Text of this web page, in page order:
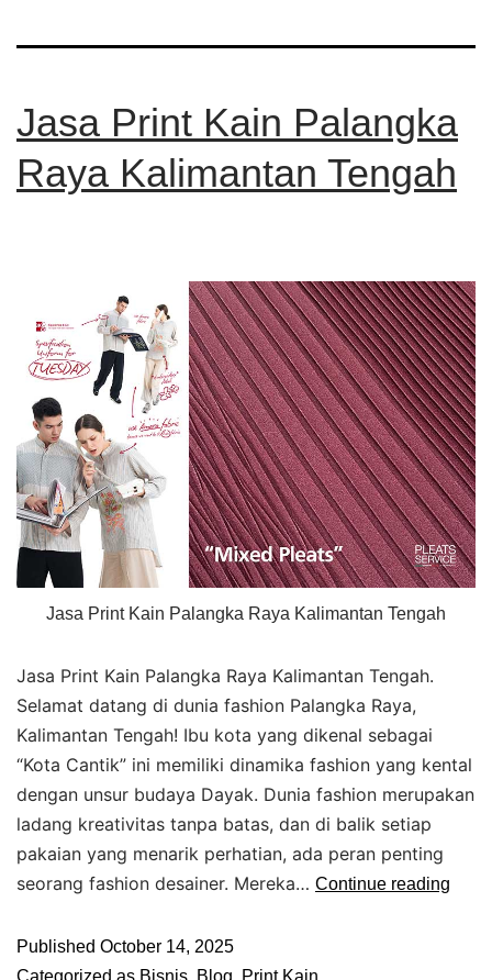
Jasa Print Kain Palangka
Raya Kalimantan Tengah
Jasa Print Kain Palangka Raya Kalimantan Tengah
Jasa Print Kain Palangka Raya Kalimantan Tengah.
Selamat datang di dunia fashion Palangka Raya,
Kalimantan Tengah! Ibu kota yang dikenal sebagai
“Kota Cantik” ini memiliki dinamika fashion yang kental
dengan unsur budaya Dayak. Dunia fashion merupakan
ladang kreativitas tanpa batas, dan di balik setiap
pakaian yang menarik perhatian, ada peran penting
seorang fashion desainer. Mereka… Continue reading
Published October 14, 2025
Categorized as Bisnis Blog Print Kain